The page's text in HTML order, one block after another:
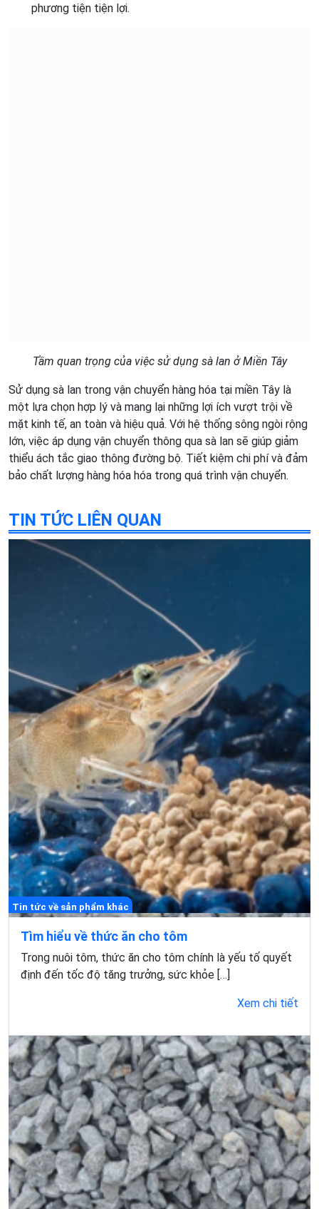
phương tiện tiện lợi.
Tầm quan trọng của việc sử dụng sà lan ở Miền Tây
Sử dụng sà lan trong vận chuyển hàng hóa tại miền Tây là
một lựa chọn hợp lý và mang lại những lợi ích vượt trội về
mặt kinh tế, an toàn và hiệu quả. Với hệ thống sông ngòi rộng
lớn, việc áp dụng vận chuyển thông qua sà lan sẽ giúp giảm
thiểu ách tắc giao thông đường bộ. Tiết kiệm chi phí và đảm
bảo chất lượng hàng hóa hóa trong quá trình vận chuyển.
TIN TỨC LIÊN QUAN
Tin tức về sản phẩm khác
Tìm hiểu về thức ăn cho tôm
Trong nuôi tôm, thức ăn cho tôm chính là yếu tố quyết
định đến tốc độ tăng trưởng, sức khỏe […]
Xem chi tiết